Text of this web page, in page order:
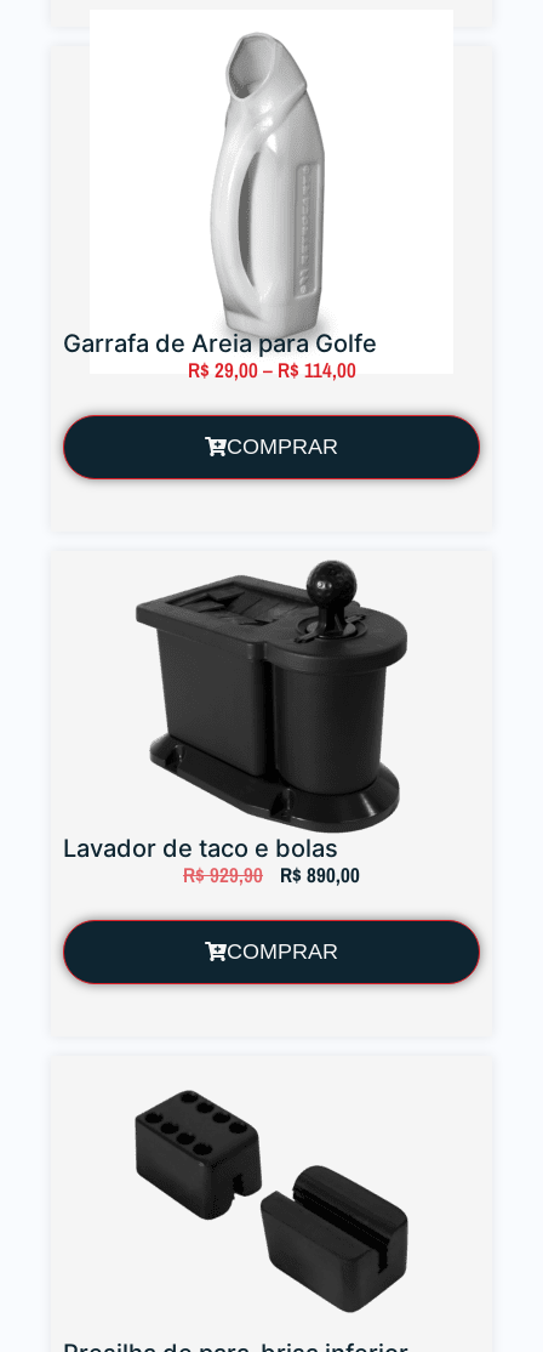
Garrafa de Areia para Golfe
R$ 29,00– R$ 114,00
COMPRAR
Lavador de taco e bolas
R$929,90 R$ 890,00
COMPRAR